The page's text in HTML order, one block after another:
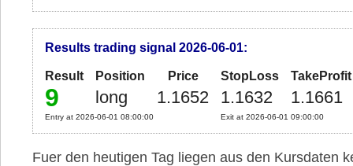
Results trading signal 2026-06-01:
Result Position Price StopLoss TakeProfit
9 long 1.1652 1.1632 1.1661
Entry at 2026-06-01 08:00:00 Exit at 2026-06-01 09:00:00
Fuer den heutigen Tag liegen aus den Kursdaten